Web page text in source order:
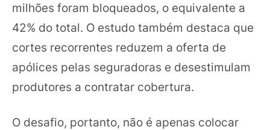
milhões foram bloqueados, o equivalente a
42% do total. O estudo também destaca que
cortes recorrentes reduzem a oferta de
apólices pelas seguradoras e desestimulam
produtores a contratar cobertura.
O desafio, portanto, não é apenas colocar